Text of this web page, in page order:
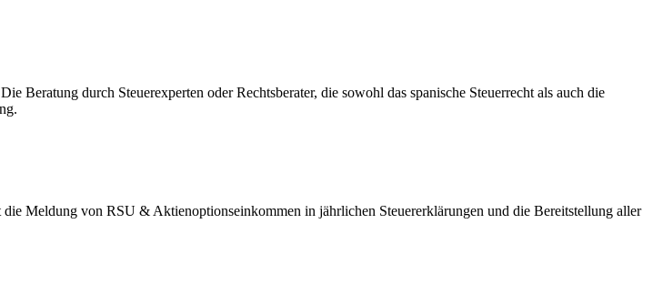
durch Steuerexperten oder Rechtsberater, die sowohl das spanische Steuerrecht als auch die
Meldung von RSU & Aktienoptionseinkommen in jährlichen Steuererklärungen und die Bereitstellung aller